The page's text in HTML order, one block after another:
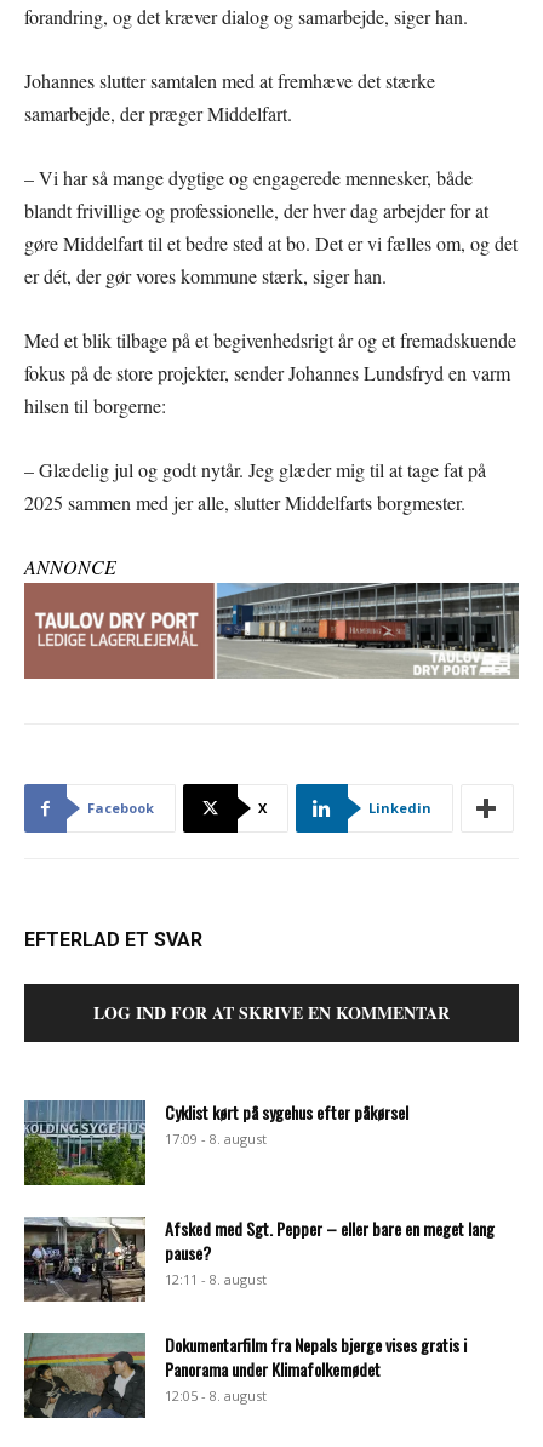
forandring, og det kræver dialog og samarbejde, siger han.
Johannes slutter samtalen med at fremhæve det stærke
samarbejde, der præger Middelfart.
– Vi har så mange dygtige og engagerede mennesker, både
blandt frivillige og professionelle, der hver dag arbejder for at
gøre Middelfart til et bedre sted at bo. Det er vi fælles om, og det
er dét, der gør vores kommune stærk, siger han.
Med et blik tilbage på et begivenhedsrigt år og et fremadskuende
fokus på de store projekter, sender Johannes Lundsfryd en varm
hilsen til borgerne:
– Glædelig jul og godt nytår. Jeg glæder mig til at tage fat på
2025 sammen med jer alle, slutter Middelfarts borgmester.
ANNONCE
Facebook X Linkedin
EFTERLAD ET SVAR
LOG IND FOR AT SKRIVE EN KOMMENTAR
Cyklist kørt på sygehus efter påkørsel
17:09 - 8. august
Afsked med Sgt. Pepper – eller bare en meget lang
pause?
12:11 - 8. august
Dokumentarfilm fra Nepals bjerge vises gratis i
Panorama under Klimafolkemødet
12:05 - 8. august